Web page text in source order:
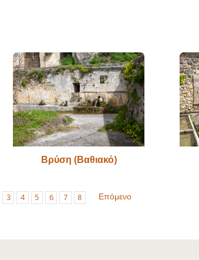
Βρύση (Βαθιακό)
3 4 5 6 7 8 Επόμενο